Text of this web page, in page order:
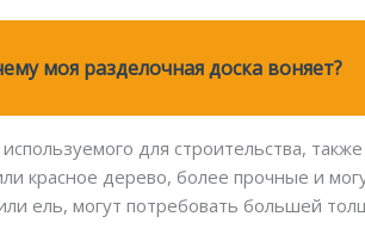
моя разделочная доска воняет?
для строительства,
красное дерево, более прочные и
ель, могут потребовать большей